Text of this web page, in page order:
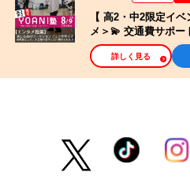
【 高2・中2限定イ
メ＞💫 交通費サポー
詳しく見る